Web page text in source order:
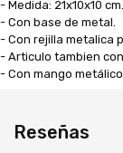
- Medida: 21x10x10 cm.
- Con base de metal.
- Con rejilla metalica
- Articulo tambien
- Con mango
Reseñas